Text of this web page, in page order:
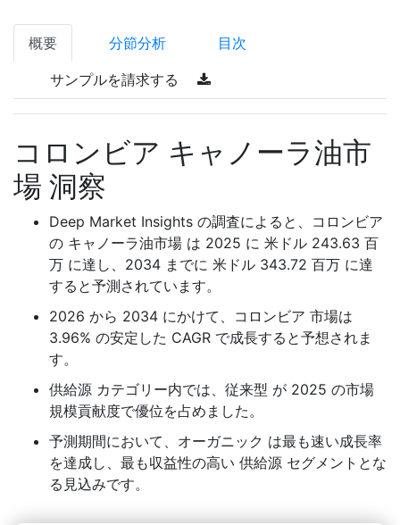
概要 分節分析 目次
サンプルを請求する
コロンビア キャノーラ油市
場 洞察
Deep Market Insights の調査によると、コロンビア
の キャノーラ油市場 は 2025 に 米ドル 243.63 百
万 に達し、2034 までに 米ドル 343.72 百万 に達
すると予測されています。
2026 から 2034 にかけて、コロンビア 市場は
3.96% の安定した CAGR で成長すると予想されま
す。
供給源 カテゴリー内では、従来型 が 2025 の市場
規模貢献度で優位を占めました。
予測期間において、オーガニック は最も速い成長率
を達成し、最も収益性の高い 供給源 セグメントとな
る見込みです。